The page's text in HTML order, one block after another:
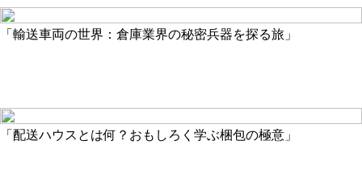
「輸送車両の世界：倉庫業界の秘密兵器を探る旅」
「配送ハウスとは何？おもしろく学ぶ梱包の極意」